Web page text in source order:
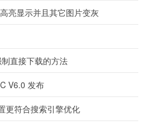
人生可以在这儿变得十分的精彩，体
亮显示并且其它图片变灰
直接下载的方法
V6.0 发布
更符合搜索引擎优化